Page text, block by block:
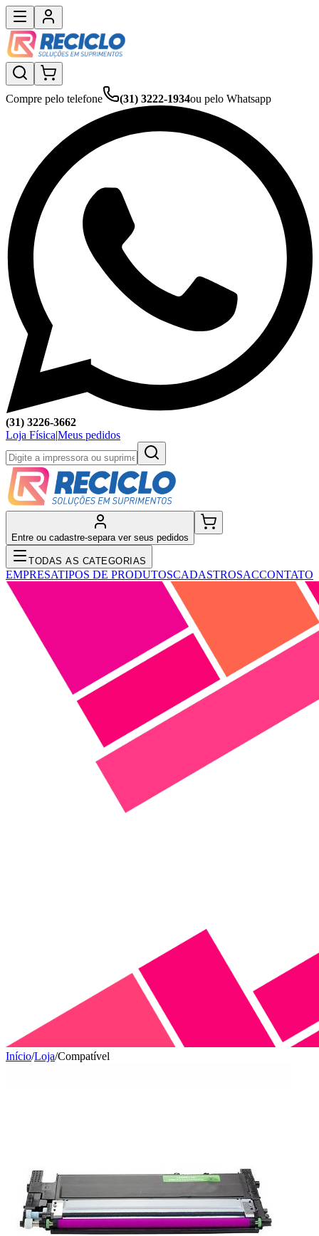
Compre pelo telefone (31) 3222-1934ou pelo Whatsapp
(31) 3226-3662
Loja Física|Meus pedidos
Entre ou cadastre-separa ver seus pedidos
TODAS AS CATEGORIAS
EMPRESATIPOS DE PRODUTOSCADASTROSACCONTATO
Início/Loja/Compatível